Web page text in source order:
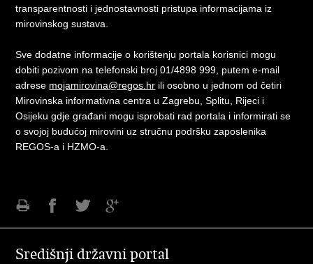
transparentnosti i jednostavnosti pristupa informacijama iz
mirovinskog sustava.
Sve dodatne informacije o korištenju portala korisnici mogu
dobiti pozivom na telefonski broj 01/4898 999, putem e-mail
adrese mojamirovina@regos.hr ili osobno u jednom od četiri
Mirovinska informativna centra u Zagrebu, Splitu, Rijeci i
Osijeku gdje građani mogu isprobati rad portala i informirati se
o svojoj budućoj mirovini uz stručnu podršku zaposlenika
REGOS-a i HZMO-a.
FacebookuTwitteruGoogle
Središnji državni portal